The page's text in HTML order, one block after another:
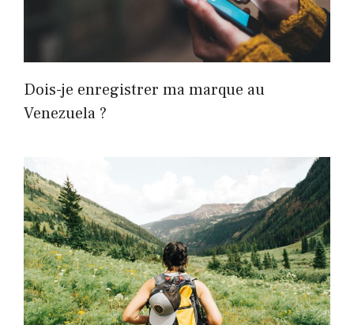
Dois-je enregistrer ma marque au
Venezuela ?